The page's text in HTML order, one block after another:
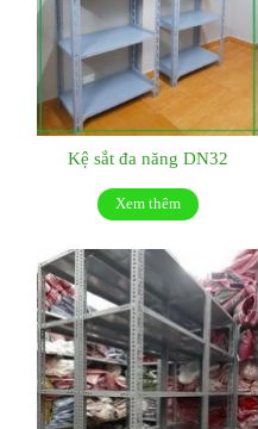
Kệ sắt đa năng DN32
Xem thêm